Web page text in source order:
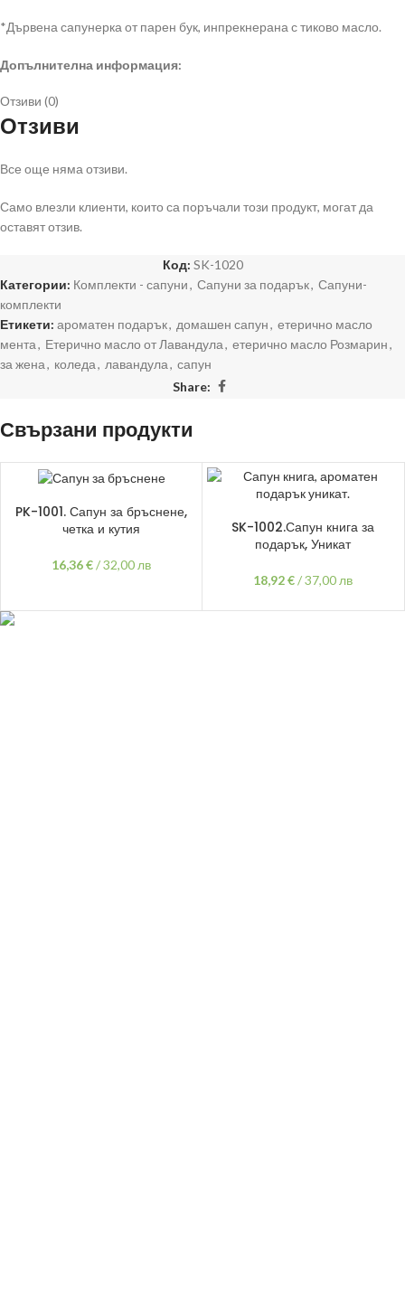
*Дървена сапунерка от парен бук, инпрекнерана с тиково масло.
Допълнителна информация:
*Комплектът се изпраща в ръчнорисувана кутия;
Отзиви (0)
Отзиви
Все още няма отзиви.
Само влезли клиенти, които са поръчали този продукт, могат да
оставят отзив.
Код: SK-1020
Категории: Комплекти - сапуни, Сапуни за подарък, Сапуни-
комплекти
Етикети: ароматен подарък, домашен сапун, етерично масло
мента, Етерично масло от Лавандула, етерично масло Розмарин,
за жена, коледа, лавандула, сапун
Share:
Свързани продукти
PK-1001. Сапун за бръснене,
четка и кутия
16,36€/32,00 лв
SK-1002.Сапун книга за
подарък, Уникат
18,92€/37,00 лв